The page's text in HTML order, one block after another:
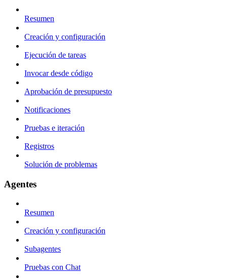
Resumen
Creación y configuración
Ejecución de tareas
Invocar desde código
Aprobación de presupuesto
Notificaciones
Pruebas e iteración
Registros
Solución de problemas
Agentes
Resumen
Creación y configuración
Subagentes
Pruebas con Chat